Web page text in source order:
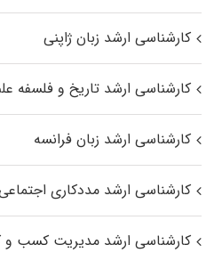
کارشناسی ارشد زبان ژاپنی
کارشناسی ارشد تاریخ و فلسفه
کارشناسی ارشد زبان فرانسه
کارشناسی ارشد مددکاری
کارشناسی ارشد مدیریت کسب و